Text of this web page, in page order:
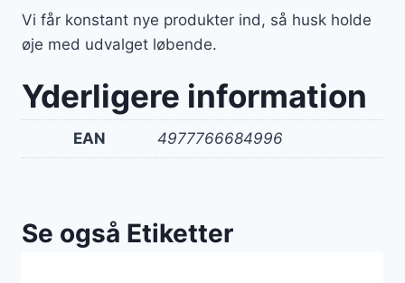
Vi får konstant nye produkter ind, så husk holde
øje med udvalget løbende.
Yderligere information
EAN 4977766684996
Se også Etiketter